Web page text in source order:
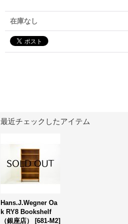
在庫なし
最近チェックしたアイテム
Hans.J.Wegner Oa
k RY8 Bookshelf
（銀座店）
[681-M2]